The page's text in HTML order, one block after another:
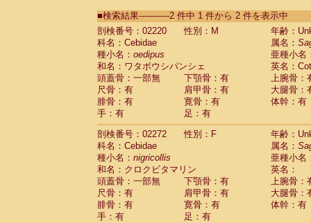
CebidaeSaguinus labiatus(0)
Cebidae Saguinus leucopus (0)
Cebidae
Cebidae
CebidaeSaguinus nigricollis (1)
Cebidae Saguinus oedipus
Cebidae Saguinus weddelli
Cebidae Saguinusspp.
Cebidae Aotus trivirgatus
Cebidae Cebus albifrons
Cebidae
CebidaeCebus capucinus
CebidaeCebus nigrivittatus
Cebidae Cebusspp.(0)
Cebidae Saimiri boliviensis
Cebidae Saimiri sciureus
Atelidae Alouatta caraya
■検索結果-----------2 件中 1 件から 2 件を表示中
剖検番号：02220
性別：M
年齢：
科名：Cebidae
属名：
種小名： oedipus
亜種小名
和名：ワタボウシパンシェ
英名：
頭蓋骨：一部無
下顎骨：有
上腕骨：
尺骨：有
肩甲骨：有
大腿骨：
腓骨：有
寛骨：有
体幹：有
手：有
足：有
剖検番号：02272
性別：F
年齢：
科名：Cebidae
属名：
種小名： nigricollis
亜種小名
和名：クロクビタマリン
英名：
頭蓋骨：一部無
下顎骨：有
上腕骨：
尺骨：有
肩甲骨：有
大腿骨：
腓骨：有
寛骨：有
体幹：有
手：有
足：有